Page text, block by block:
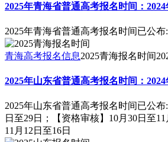
2025年青海省普通高考报名时间：
2025年青海省普通高考报名时间已公布
青海高考报名信息2025青海报名时间
2025年山东省普通高考报名时间：
2025年山东省普通高考报名时间已公
日至29日；【资格审核】10月30日至11
11月12日至16日